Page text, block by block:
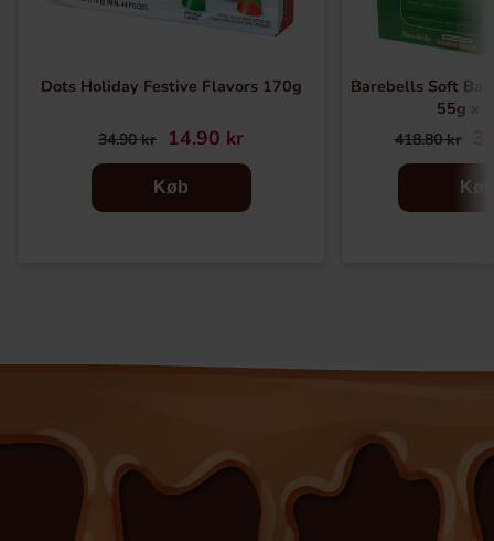
Dots Holiday Festive Flavors 170g
34.90 kr 14.90 kr
Køb
Barebells Soft Bar
55g x
418.80 kr
Køb